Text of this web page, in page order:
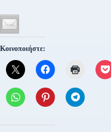
Κοινοποιήστε: